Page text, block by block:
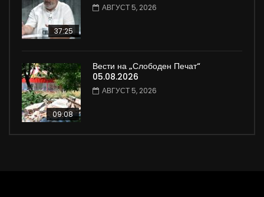
37:25
АВГУСТ 5, 2026
09:08
Вести на „Слободен Печат“
05.08.2026
АВГУСТ 5, 2026